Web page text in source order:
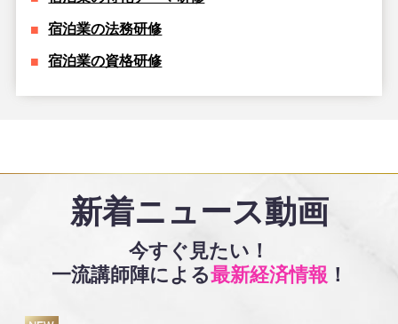
宿泊業の法務研修
宿泊業の資格研修
新着ニュース動画
今すぐ見たい！
一流講師陣による最新経済情報 ！